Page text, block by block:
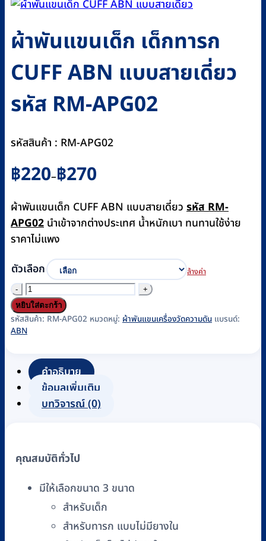
ผ้าพันแขนเด็ก เด็กทารก
CUFF ABN แบบสายเดี่ยว
รหัส RM-APG02
รหัสสินค้า : RM-APG02
฿220–฿270
Price
range:
฿220
through
฿270
ผ้าพันแขนเด็ก CUFF ABN แบบสายเดี่ยว รหัส RM-
APG02 นำเข้าจากต่างประเทศ น้ำหนักเบา ทนทานใช้ง่าย
ราคาไม่แพง
ตัวเลือก
ล้างค่า
จำนวน
ผ้า
พัน
แขน
เด็ก
ทารก
CUFF
เดี่ยว
รหัส
RM-
APG02
หยิบใส่ตะกร้า
รหัสสินค้า: RM-APG02 หมวดหมู่: ผ้าพันแขนเครื่องวัดความดัน แบรนด์:
ABN
คำอธิบาย
ข้อมูลเพิ่มเติม
บทวิจารณ์ (0)
คุณสมบัติทั่วไป
มีให้เลือกขนาด 3 ขนาด
สำหรับเด็ก
สำหรับทารก แบบไม่มียางใน